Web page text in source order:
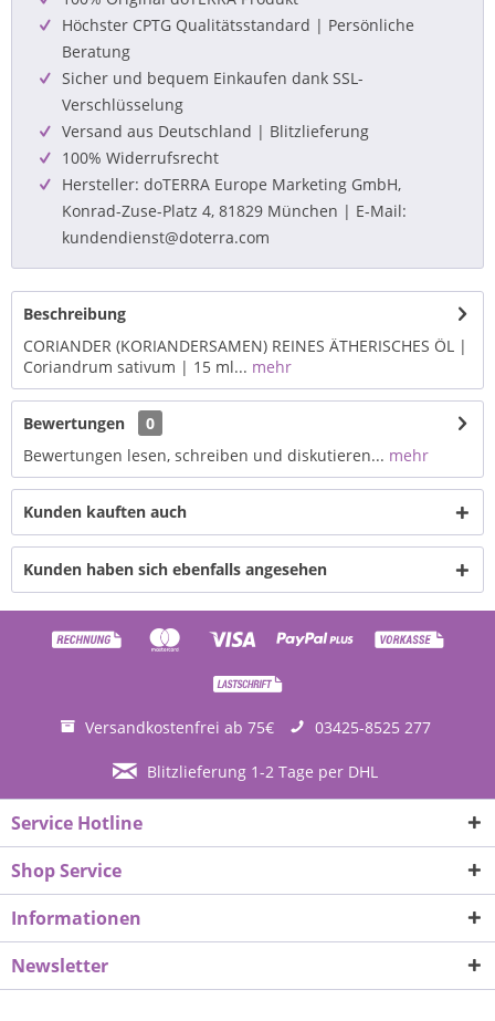
Höchster CPTG Qualitätsstandard | Persönliche
Beratung
Sicher und bequem Einkaufen dank SSL-
Verschlüsselung
Versand aus Deutschland | Blitzlieferung
100% Widerrufsrecht
Hersteller: doTERRA Europe Marketing GmbH,
Konrad-Zuse-Platz 4, 81829 München | E-Mail:
kundendienst@doterra.com
Beschreibung
CORIANDER (KORIANDERSAMEN) REINES ÄTHERISCHES ÖL |
Coriandrum sativum | 15 ml... mehr
Bewertungen
0
Bewertungen lesen, schreiben und diskutieren... mehr
Kunden kauften auch
Kunden haben sich ebenfalls angesehen
Versandkostenfrei ab 75€ 03425-8525 277
Blitzlieferung 1-2 Tage per DHL
Service Hotline
Shop Service
Informationen
Newsletter